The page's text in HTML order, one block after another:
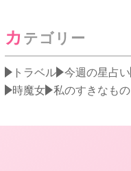
カ テゴリー
トラベル 今週の星占い
時魔女
私のすきなもの